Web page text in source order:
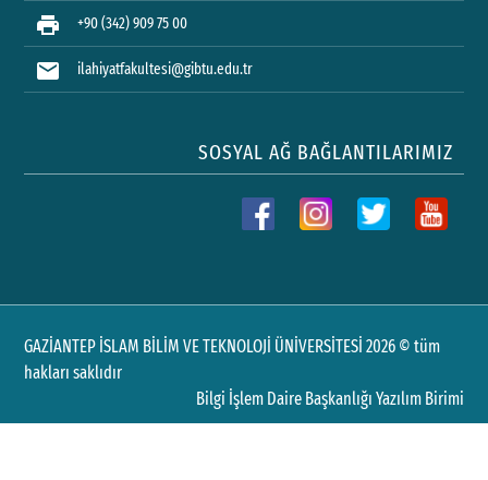
print +90 (342) 909 75 00
mail ilahiyatfakultesi@gibtu.edu.tr
SOSYAL AĞ BAĞLANTILARIMIZ
GAZİANTEP İSLAM BİLİM VE TEKNOLOJİ ÜNİVERSİTESİ 2026 © tüm
hakları saklıdır
Bilgi İşlem Daire Başkanlığı Yazılım Birimi